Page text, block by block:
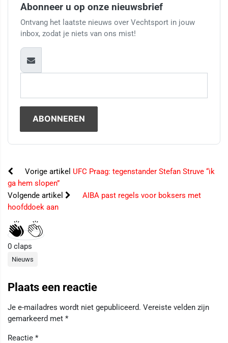
Abonneer u op onze nieuwsbrief
Ontvang het laatste nieuws over Vechtsport in jouw
inbox, zodat je niets van ons mist!
Vorige artikel UFC Praag: tegenstander Stefan Struve “ik
ga hem slopen”
Volgende artikel
AIBA past regels voor boksers met
hoofddoek aan
0 claps
Nieuws
Plaats een reactie
Je e-mailadres wordt niet gepubliceerd. Vereiste velden zijn
gemarkeerd met *
Reactie *